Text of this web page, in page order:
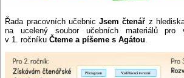
Řada pracovních učebnicJsem čtenář z
na ucelený soubor učebních materiálů
v 1. ročníkuČteme a píšeme s Agátou.